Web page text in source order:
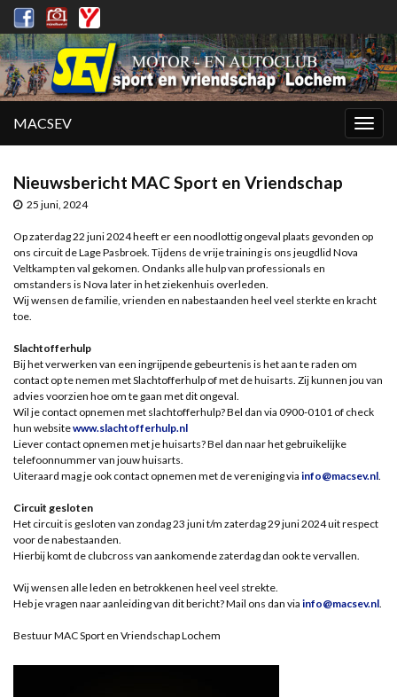
MACSEV
Nieuwsbericht MAC Sport en Vriendschap
25 juni, 2024
Op zaterdag 22 juni 2024 heeft er een noodlottig ongeval plaats gevonden op
ons circuit de Lage Pasbroek. Tijdens de vrije training is ons jeugdlid Nova
Veltkamp ten val gekomen. Ondanks alle hulp van professionals en
omstanders is Nova later in het ziekenhuis overleden.
Wij wensen de familie, vrienden en nabestaanden heel veel sterkte en kracht
toe.
Slachtofferhulp
Bij het verwerken van een ingrijpende gebeurtenis is het aan te raden om
contact op te nemen met Slachtofferhulp of met de huisarts. Zij kunnen jou van
advies voorzien hoe om te gaan met dit ongeval.
Wil je contact opnemen met slachtofferhulp? Bel dan via 0900-0101 of check
hun websitewww.slachtofferhulp.nl
Liever contact opnemen met je huisarts? Bel dan naar het gebruikelijke
telefoonnummer van jouw huisarts.
Uiteraard mag je ook contact opnemen met de vereniging via info@macsev.nl
Circuit gesloten
Het circuit is gesloten van zondag 23 juni t/m zaterdag 29 juni 2024 uit respect
voor de nabestaanden.
Hierbij komt de clubcross van aankomende zaterdag dan ook te vervallen.
Wij wensen alle leden en betrokkenen heel veel strekte.
Heb je vragen naar aanleiding van dit bericht? Mail ons dan via info@macsev.nl
Bestuur MAC Sport en Vriendschap Lochem